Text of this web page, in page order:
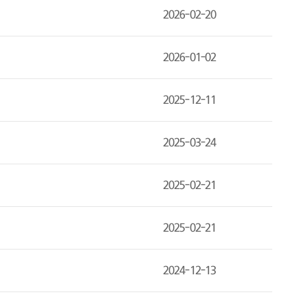
2026-02-20
2026-01-02
2025-12-11
2025-03-24
2025-02-21
2025-02-21
2024-12-13